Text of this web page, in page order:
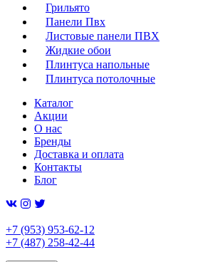
Грильято
Панели Пвх
Листовые панели ПВХ
Жидкие обои
Плинтуса напольные
Плинтуса потолочные
Каталог
Акции
О нас
Бренды
Доставка и оплата
Контакты
Блог
+7 (953) 953-62-12
+7 (487) 258-42-44